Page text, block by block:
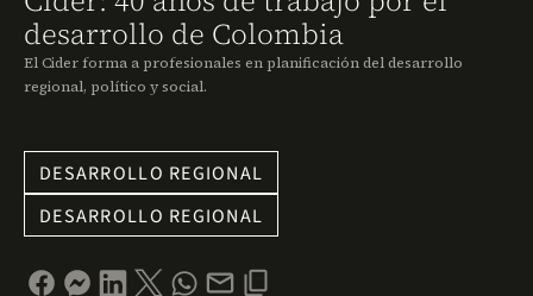
desarrollo de Colombia
El Cider forma a profesionales en planificación del desarrollo
regional, político y social.
DESARROLLO REGIONAL
DESARROLLO REGIONAL